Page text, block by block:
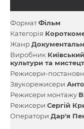
ФорматФільм
Категорія
Жанр
Виробник
культури та
Режисери-
Звукорежисери
Режисери монтажу
Режисери Сергій
Оператори Дар'я